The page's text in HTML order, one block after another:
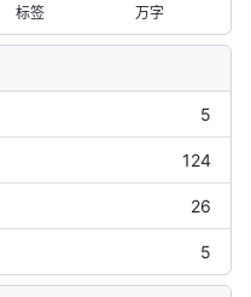
标签 万字
5
124
26
5